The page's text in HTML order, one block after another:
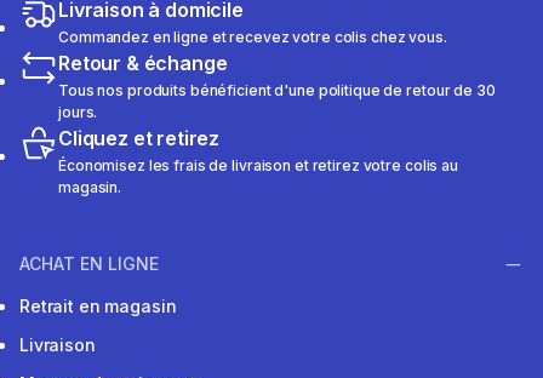
Livraison à domicile
Commandez en ligne et recevez votre colis chez vous.
Retour & échange
Tous nos produits bénéficient d'une politique de retour de 30
jours.
Cliquez et retirez
Économisez les frais de livraison et retirez votre colis au
magasin.
ACHAT EN LIGNE
Retrait en magasin
Livraison